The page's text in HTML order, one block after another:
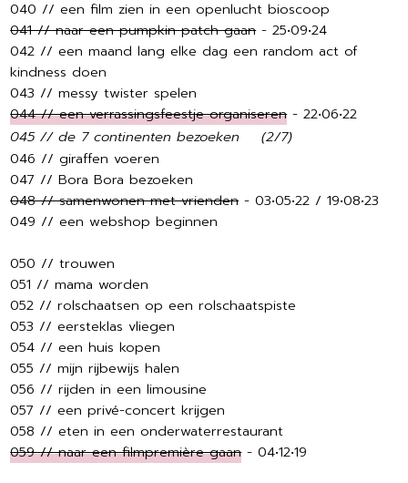
040 // een film zien in een openlucht bioscoop
041 // naar een pumpkin patch gaan- 25•09•24
042 // een maand lang elke dag een random act of
kindness doen
043 // messy twister spelen
044 // een verrassingsfeestje organiseren- 22•06•22
045 // de 7 continenten bezoeken (2/7)
046 // giraffen voeren
047 // Bora Bora bezoeken
048 // samenwonen met vrienden- 03•05•22 / 19•08•23
049 // een webshop beginnen
050 // trouwen
051 // mama worden
052 // rolschaatsen op een rolschaatspiste
053 // eersteklas vliegen
054 // een huis kopen
055 // mijn rijbewijs halen
056 // rijden in een limousine
057 // een privé-concert krijgen
058 // eten in een onderwaterrestaurant
059 // naar een filmpremière gaan- 04•12•19